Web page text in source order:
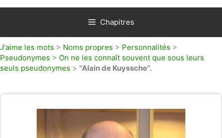
Chapitres
J'aime les mots > Noms propres > Personnalités >
Pseudonymes > On ne les connaît souvent que sous leurs
seuls pseudonymes > "Alain de Kuyssche".